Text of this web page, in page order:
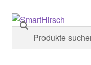
Suche
Suche